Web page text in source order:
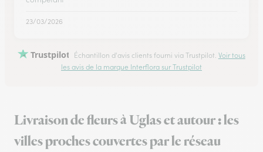
23/03/2026
Trustpilot Échantillon d'avis clients fourni via Trustpilot. Voir tous
les avis de la marque Interflora sur Trustpilot
Livraison de fleurs à Uglas et autour : les
villes proches couvertes par le réseau